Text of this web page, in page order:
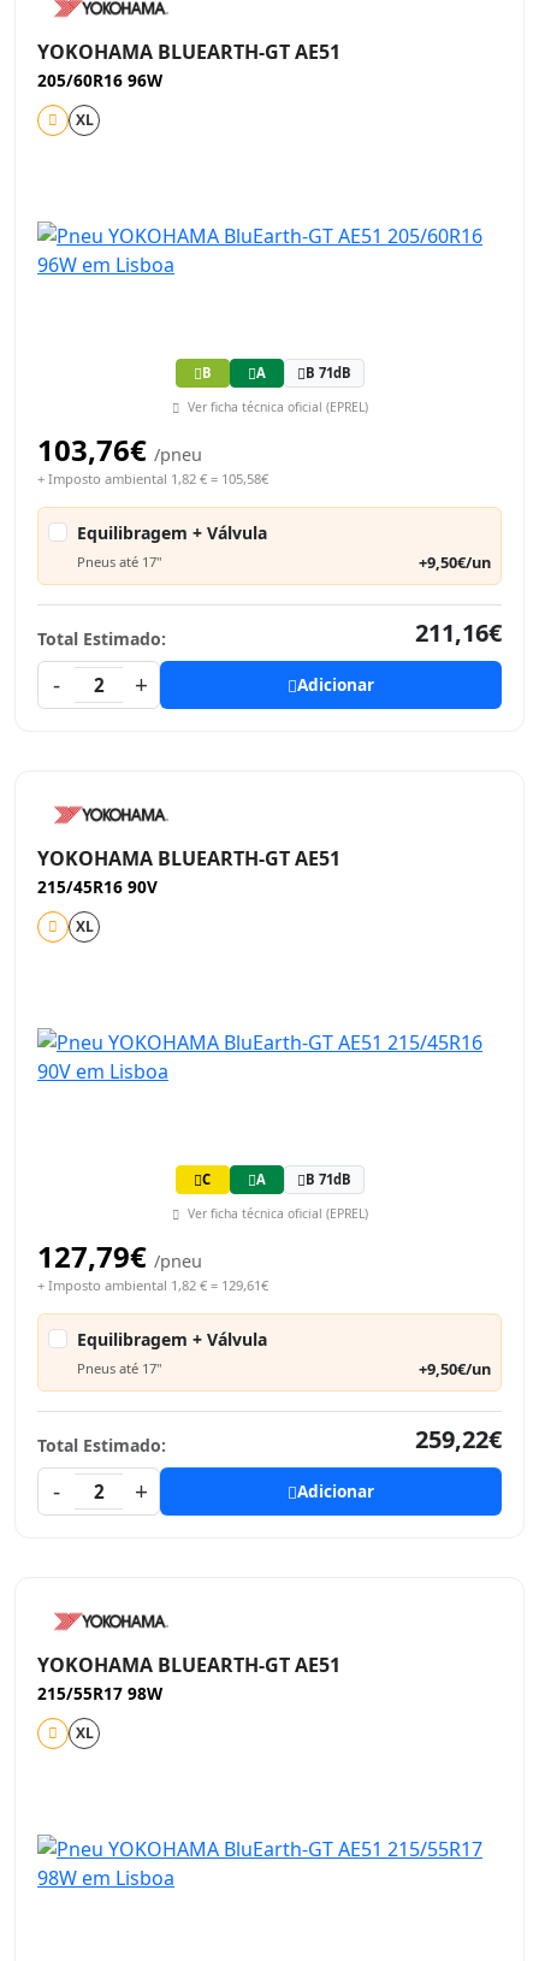
YOKOHAMA BLUEARTH-GT AE51
205/60R16 96W
XL
B A B 71dB
Ver ficha técnica oficial (EPREL)
103,76€ /pneu
+ Imposto ambiental 1,82 € = 105,58€
Equilibragem + Válvula
Pneus até 17" +9,50€/un
Total Estimado:
211,16€
-
2 + Adicionar
YOKOHAMA BLUEARTH-GT AE51
215/45R16 90V
XL
C A B 71dB
Ver ficha técnica oficial (EPREL)
127,79€ /pneu
+ Imposto ambiental 1,82 € = 129,61€
Equilibragem + Válvula
Pneus até 17" +9,50€/un
Total Estimado:
259,22€
-
2 + Adicionar
YOKOHAMA BLUEARTH-GT AE51
215/55R17 98W
XL